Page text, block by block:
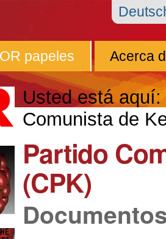
papeles Acerca
Usted está aquí:
Comunista de
Partido
(CPK)